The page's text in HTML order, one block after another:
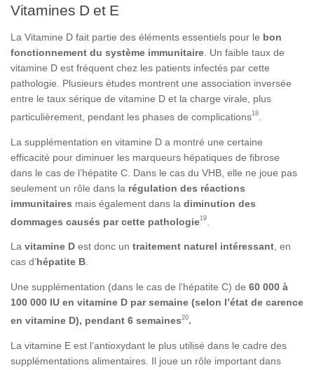
Vitamines D et E
La Vitamine D fait partie des éléments essentiels pour le bon
fonctionnement du système immunitaire . Un faible taux de
vitamine D est fréquent chez les patients infectés par cette
pathologie. Plusieurs études montrent une association inversée
entre le taux sérique de vitamine D et la charge virale, plus
particulièrement, pendant les phases de complications18
La supplémentation en vitamine D a montré une certaine
efficacité pour diminuer les marqueurs hépatiques de fibrose
dans le cas de l’hépatite C. Dans le cas du VHB, elle ne joue pas
seulement un rôle dans la régulation des réactions
immunitaires mais également dans la diminution des
dommages causés par cette pathologie19
La vitamine D est donc un traitement naturel intéressant, en
cas d’hépatite B.
Une supplémentation (dans le cas de l’hépatite C) de 60 000 à
100 000 IU en vitamine D par semaine (selon l’état de carence
en vitamine D), pendant 6 semaines20.
La vitamine E est l’antioxydant le plus utilisé dans le cadre des
supplémentations alimentaires. Il joue un rôle important dans